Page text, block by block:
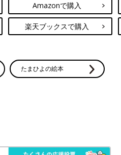
Amazonで購入
楽天ブックスで購入
たまひよの絵本